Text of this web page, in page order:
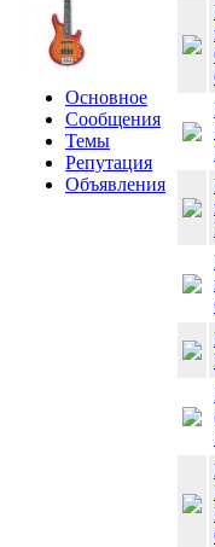
Основное
Сообщения
Темы
Репутация
Объявления